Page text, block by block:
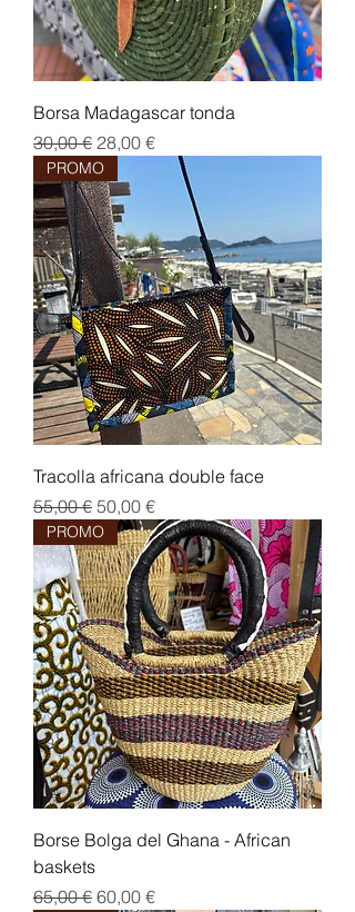
Borsa Madagascar tonda
Prezzo regolare
30,00 € Prezzo scontato
28,00 €
PROMO
Tracolla africana double face
Prezzo regolare
55,00 € Prezzo scontato
50,00 €
PROMO
Borse Bolga del Ghana - African
baskets
Prezzo regolare
65,00 € Prezzo scontato
60,00 €